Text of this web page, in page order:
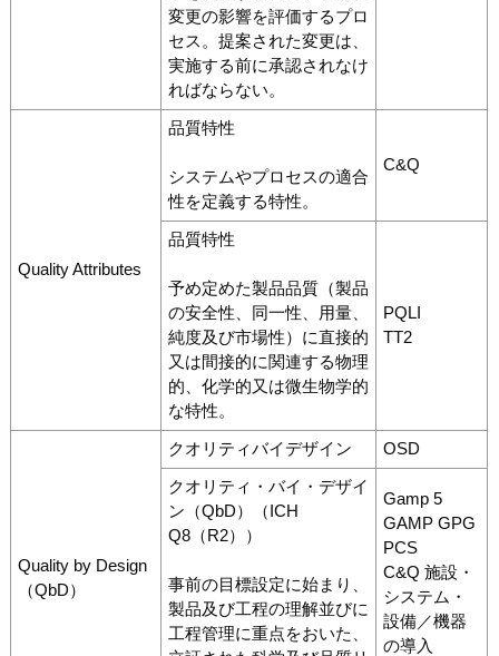
変更の影響を評価するプロ
セス。提案された変更は、
実施する前に承認されなけ
ればならない。
Quality Attributes
品質特性
システムやプロセスの適合
性を定義する特性。
C&Q
品質特性
予め定めた製品品質（製品
の安全性、同一性、用量、
純度及び市場性）に直接的
又は間接的に関連する物理
的、化学的又は微生物学的
な特性。
PQLI
TT2
Quality by Design
（QbD）
クオリティバイデザイン
OSD
クオリティ・バイ・デザイ
ン（QbD）（ICH
Q8（R2））
事前の目標設定に始まり、
製品及び工程の理解並びに
工程管理に重点をおいた、
Gamp 5
GAMP GPG
PCS
C&Q 施設・
システム・
設備／機器
の導入